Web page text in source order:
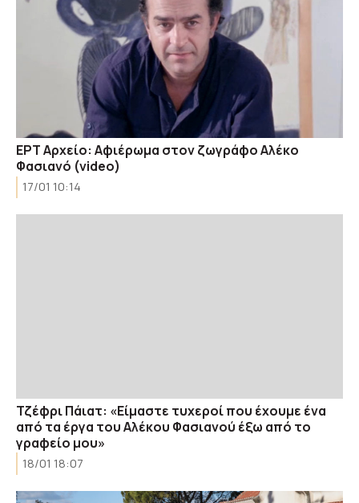
ΕΡΤ Αρχείο: Αφιέρωμα στον ζωγράφο Αλέκο
Φασιανό (video)
17/01 10:14
Τζέφρι Πάιατ: «Είμαστε τυχεροί που έχουμε ένα
από τα έργα του Αλέκου Φασιανού έξω από το
γραφείο μου»
18/01 18:07